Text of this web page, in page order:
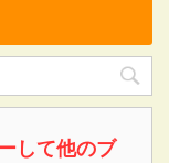
して他のブ